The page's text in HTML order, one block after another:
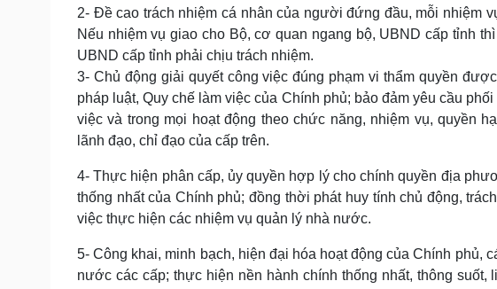
2- Đề cao trách nhiệm cá nhân của người đứng đầu, mỗi nhiệm
Nếu nhiệm vụ giao cho Bộ, cơ quan ngang bộ, UBND cấp tỉnh
UBND cấp tỉnh phải chịu trách nhiệm.
3- Chủ động giải quyết công việc đúng phạm vi thẩm quyền
pháp luật, Quy chế làm việc của Chính phủ; bảo đảm yêu cầu
việc và trong mọi hoạt động theo chức năng, nhiệm vụ, quyền
lãnh đạo, chỉ đạo của cấp trên.
4- Thực hiện phân cấp, ủy quyền hợp lý cho chính quyền địa
thống nhất của Chính phủ; đồng thời phát huy tính chủ động,
việc thực hiện các nhiệm vụ quản lý nhà nước.
5- Công khai, minh bạch, hiện đại hóa hoạt động của Chính phủ,
nước các cấp; thực hiện nền hành chính thống nhất, thông suốt,